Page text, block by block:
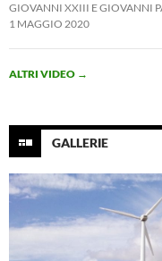
GIOVANNI XXIII E GIOVANNI
1 MAGGIO 2020
ALTRI VIDEO →
GALLERIE